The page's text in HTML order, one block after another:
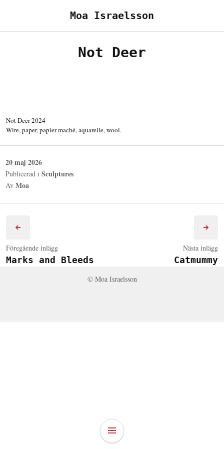
innehåll
Moa Israelsson
Not Deer
Not Deer 2024
Wire, paper, papier maché, aquarelle, wool.
Publicerad
den
20 maj 2026
Publicerad i Sculptures
Av Moa
Föregående inlägg
Marks and Bleeds
Nästa inlägg
Catmummy
© Moa Israelsson